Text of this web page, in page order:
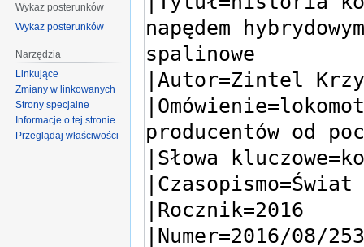
Wykaz posterunków
Wykaz posterunków
Narzędzia
Linkujące
Zmiany w linkowanych
Strony specjalne
Informacje o tej stronie
Przeglądaj właściwości